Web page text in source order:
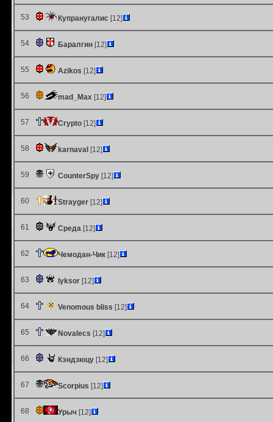
53 Купранугалис [12]
54 Баралгин [12]
55 Azikos [12]
56 mad_Max [12]
57 Crypto [12]
58 karnaval [12]
59 CounterSpy [12]
60 Strayger [12]
61 Среда [12]
62 Чемодан-Чик [12]
63 lyksor [12]
64 Venomous bliss [12]
65 Novalecs [12]
66 Кэндзюцу [12]
67 Scorpius [12]
68 Урыч [12]